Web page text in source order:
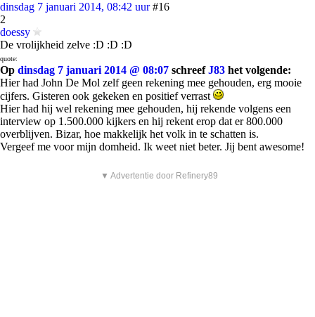
dinsdag 7 januari 2014, 08:42 uur #16
2
doessy
De vrolijkheid zelve :D :D :D
quote:
Op dinsdag 7 januari 2014 @ 08:07 schreefJ83 het volgende:
Hier had John De Mol zelf geen rekening mee gehouden, erg mooie
cijfers. Gisteren ook gekeken en positief verrast
Hier had hij wel rekening mee gehouden, hij rekende volgens een
interview op 1.500.000 kijkers en hij rekent erop dat er 800.000
overblijven. Bizar, hoe makkelijk het volk in te schatten is.
Vergeef me voor mijn domheid. Ik weet niet beter. Jij bent awesome!
▼ Advertentie door Refinery89